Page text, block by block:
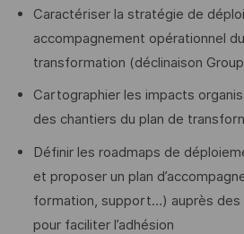
Caractériser la stratégie de
accompagnement opérationnel
transformation (déclinaison
Cartographier les impacts
des chantiers du plan de
Définir les roadmaps de
et proposer un plan
formation, support…) auprès des
pour faciliter l’adhésion